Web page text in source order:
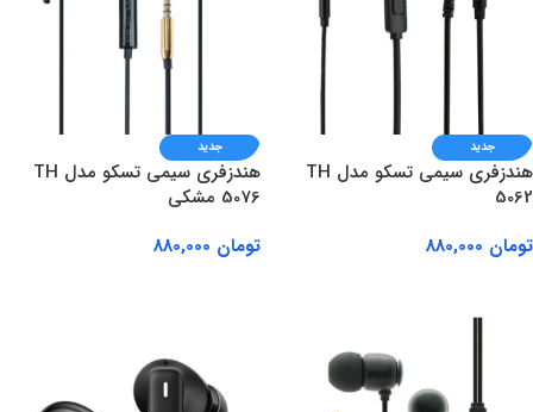
جدید
هندزفری سیمی تسکو مدل TH
5062
تومان
جدید
هندزفری سیمی تسکو مدل TH
5076 مشکی
تومان